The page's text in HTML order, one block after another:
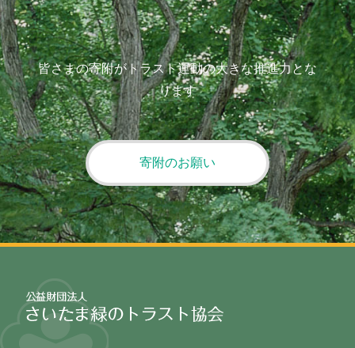
皆さまの寄附がトラスト運動の大きな推進力とな
ります
寄附のお願い